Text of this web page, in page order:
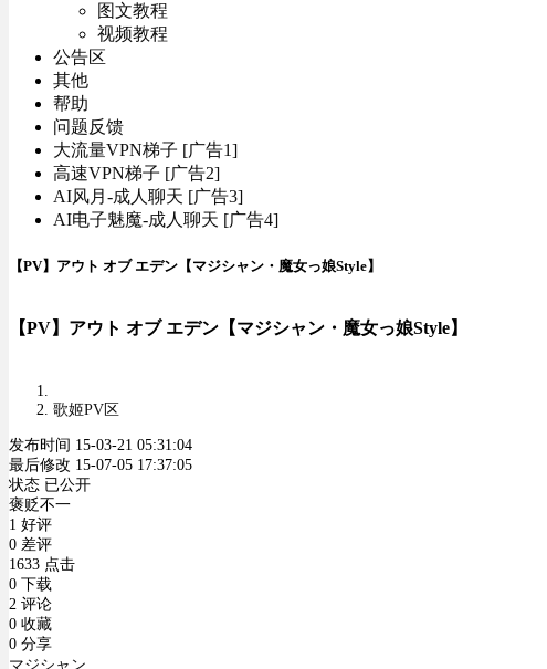
图文教程
视频教程
公告区
其他
帮助
问题反馈
大流量VPN梯子 [广告1]
高速VPN梯子 [广告2]
AI风月-成人聊天 [广告3]
AI电子魅魔-成人聊天 [广告4]
【PV】アウト オブ エデン【マジシャン・魔女っ娘Style】
【PV】アウト オブ エデン【マジシャン・魔女っ娘Style】
歌姬PV区
发布时间 15-03-21 05:31:04
最后修改 15-07-05 17:37:05
状态 已公开
褒贬不一
1 好评
0 差评
1633 点击
0 下载
2 评论
0 收藏
0 分享
マジシャン